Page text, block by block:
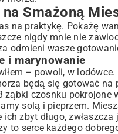
Smażoną
na praktykę. Pokażę
nigdy mnie nie
odmieni wasze
i marynowanie
– powoli, w
będą się gotować
ząbki czosnku
solą i pieprzem.
zbyt długo,
to serce każdego